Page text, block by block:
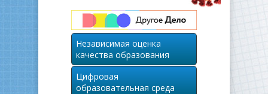
Независимая оценка
качества образования
Цифровая
образовательная среда